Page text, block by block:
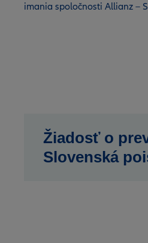
imania spoločnosti Allianz –
Žiadosť o
Slovenská